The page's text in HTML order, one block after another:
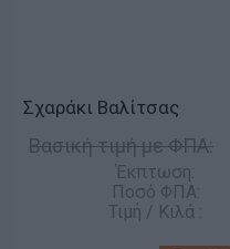
Σχαράκι Βαλίτσας
Βασική τιμή με ΦΠΑ:
Έκπτωση:
Ποσό ΦΠΑ:
Τιμή / Κιλά :